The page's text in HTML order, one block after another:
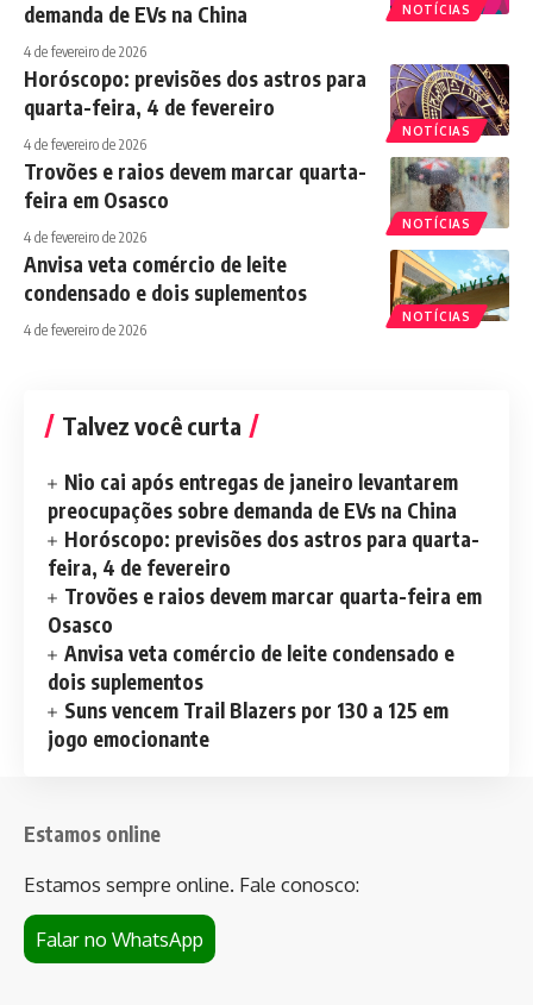
NOTÍCIAS
demanda de EVs na China
4 de fevereiro de 2026
NOTÍCIAS
Horóscopo: previsões dos astros para
quarta-feira, 4 de fevereiro
4 de fevereiro de 2026
NOTÍCIAS
Trovões e raios devem marcar quarta-
feira em Osasco
4 de fevereiro de 2026
NOTÍCIAS
Anvisa veta comércio de leite
condensado e dois suplementos
4 de fevereiro de 2026
Talvez você curta
Nio cai após entregas de janeiro levantarem
preocupações sobre demanda de EVs na China
Horóscopo: previsões dos astros para quarta-
feira, 4 de fevereiro
Trovões e raios devem marcar quarta-feira em
Osasco
Anvisa veta comércio de leite condensado e
dois suplementos
Suns vencem Trail Blazers por 130 a 125 em
jogo emocionante
Estamos online
Estamos sempre online. Fale conosco:
Falar no WhatsApp